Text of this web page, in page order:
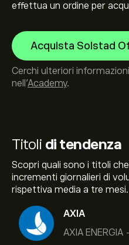
Titoli di tendenza
Scopri quali sono i titoli
incrementi giornalieri di
rispettiva media a tre mesi.
AXIA
AXIA ENERGIA
effettua un ordine per
Acquista Solstad
Cerchi ulteriori
nell’Academy.